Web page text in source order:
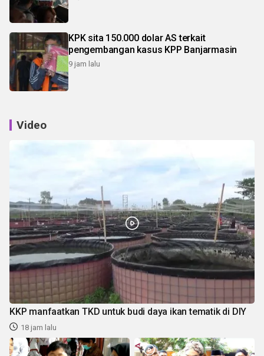
KPK sita 150.000 dolar AS terkait
pengembangan kasus KPP Banjarmasin
9 jam lalu
Video
KKP manfaatkan TKD untuk budi daya ikan tematik di DIY
18 jam lalu